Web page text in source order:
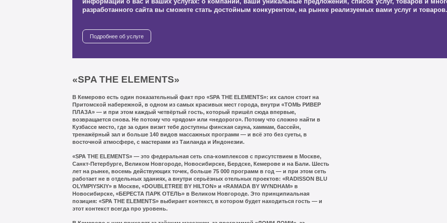
человек, который никогда не был в тайском спа, понял
выбрал своё и записался без звонка. Карточки мастеров
— с фотографиями, страной подготовки, опытом в годах и
украшение, это реальный инструмент выбора для
специалисту. Раздел акций структурирован так, что
спецпредложение — для двоих, в день рождения, в
утренние часы, на абонемент — находится ровно там, где
человек готов его заметить.
Главная мысль этого проекта простая: разработка сайта
для крупной сети спа должна решать задачу
бронирования, а не задачу красивой презентации.
телефона, который решил записаться в пятницу вечером,
дошёл до подтверждения за три касания, не читая FAQ и
не звоня на ресепшн.
Если вы управляете сетью спа-центров, студией массажа
или велнес-пространством и понимаете, что ваш сайт не
справляется с потоком, который мог бы быть, мы
информации о вас и ваших услугах: о компании, ваши уникальные предложения, список услуг, товаров и
разработанного сайта вы сможете стать достойным конкурентом, на рынке реализуемых вами услуг и товаров.
Подробнее об услуге
«SPA THE ELEMENTS»
В Кемерово есть один показательный факт про «SPA THE ELEMENTS»: их салон стоит на
Притомской набережной, в одном из самых красивых мест города, внутри «ТОМЬ РИВЕР
ПЛАЗА» — и при этом каждый четвёртый гость, который пришёл сюда впервые,
возвращается снова. Не потому что «рядом» или «недорого». Потому что сложно найти в
Кузбассе место, где за один визит тебе доступны финская сауна, хаммам, бассейн,
тренажёрный зал и больше 140 видов массажных программ — и всё это без суеты, в
восточной атмосфере, с мастерами из Таиланда и Индонезии.
«SPA THE ELEMENTS» — это федеральная сеть спа-комплексов с присутствием в Москве,
Санкт-Петербурге, Великом Новгороде, Новосибирске, Бердске, Кемерове и на Бали. Шесть
лет на рынке, восемь действующих точек, больше 75 000 программ в год — и при этом сеть
работает не в отдельных зданиях, а внутри серьёзных отельных проектов: «RADISSON BLU
OLYMPIYSKIY» в Москве, «DOUBLETREE BY HILTON» и «RAMADA BY WYNDHAM» в
Новосибирске, «БЕРЕСТА ПАРК ОТЕЛЬ» в Великом Новгороде. Это принципиальная
позиция: «SPA THE ELEMENTS» выбирает контекст, в котором будет находиться гость — и
этот контекст всегда про уровень.